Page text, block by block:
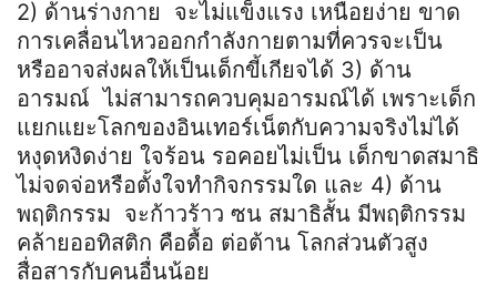
2) ด้านร่างกาย จะไม่แข็งแรง เหนื่อยง่าย ขาด
การเคลื่อนไหวออกกำลังกายตามที่ควรจะเป็น
หรืออาจส่งผลให้เป็นเด็กขี้เกียจได้ 3) ด้าน
อารมณ์ ไม่สามารถควบคุมอารมณ์ได้ เพราะเด็ก
แยกแยะโลกของอินเทอร์เน็ตกับความจริงไม่ได้
หงุดหงิดง่าย ใจร้อน รอคอยไม่เป็น เด็กขาดสมาธิ
ไม่จดจ่อหรือตั้งใจทำกิจกรรมใด และ 4) ด้าน
พฤติกรรม จะก้าวร้าว ซน สมาธิสั้น มีพฤติกรรม
คล้ายออทิสติก คือดื้อ ต่อต้าน โลกส่วนตัวสูง
สื่อสารกับคนอื่นน้อย